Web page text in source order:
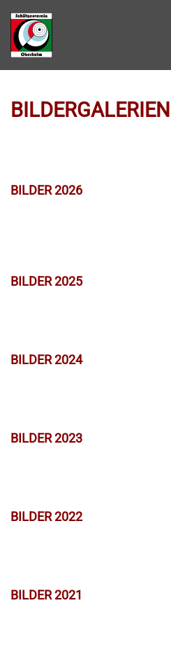
Zum Hauptinhalt springen
BILDERGALERIEN
BILDER 2026
BILDER 2025
BILDER 2024
BILDER 2023
BILDER 2022
BILDER 2021